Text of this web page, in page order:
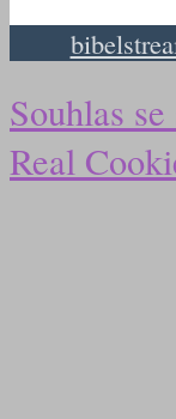
Souhlas
Real